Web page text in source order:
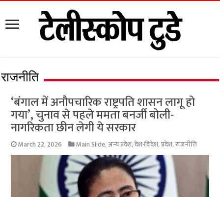
राजनीति
‘बंगाल में अनौपचारिक राष्ट्रपति शासन लागू हो
गया’, चुनाव से पहले ममता बनर्जी बोली-
नागरिकता छीन लेगी ये सरकार
March 22, 2026 Main Slide,अन्य प्रदेश,देश-विदेश,प्रदेश,राजनीति